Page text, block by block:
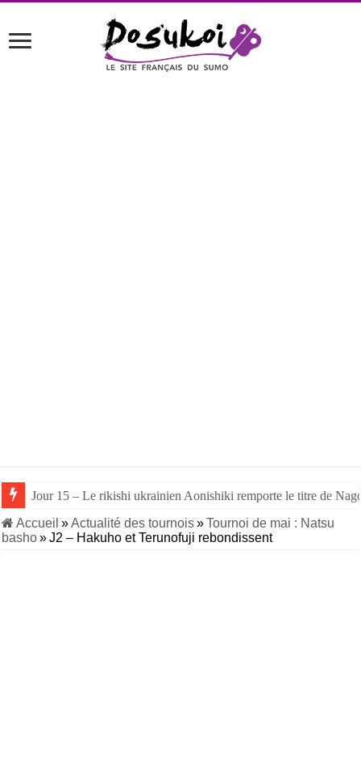
Jour 15 – Le rikishi ukrainien Aonishiki remporte le titre de
Jour 14 – Aonishiki triomphe de Takerufuji et se rapproche du
Accueil »Actualité des tournois»Tournoi de mai : Natsu
basho»J2 – Hakuho et Terunofuji rebondissent